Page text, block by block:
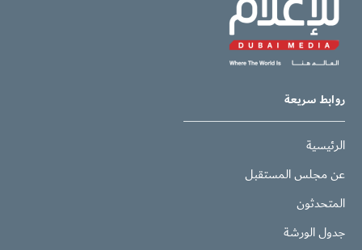
روابط سريعة
الرئيسية
عن مجلس المستقبل
المتحدثون
جدول الورشة